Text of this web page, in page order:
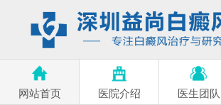
网站首页 医院介绍 医生团队